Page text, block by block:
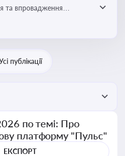
та впровадження
яка має на меті
і зручну взаємодію
публікації
по темі: Про
платформу "Пульс"
ЕКСПОРТ